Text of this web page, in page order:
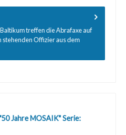
treffen die Abrafaxe auf
stehenden Offizier aus dem
Jahre MOSAIK" Serie: